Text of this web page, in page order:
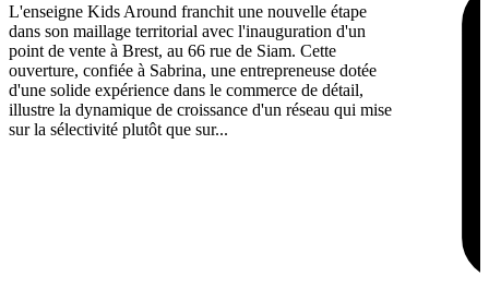
L'enseigne Kids Around franchit une nouvelle étape
dans son maillage territorial avec l'inauguration d'un
point de vente à Brest, au 66 rue de Siam. Cette
ouverture, confiée à Sabrina, une entrepreneuse dotée
d'une solide expérience dans le commerce de détail,
illustre la dynamique de croissance d'un réseau qui mise
sur la sélectivité plutôt que sur...